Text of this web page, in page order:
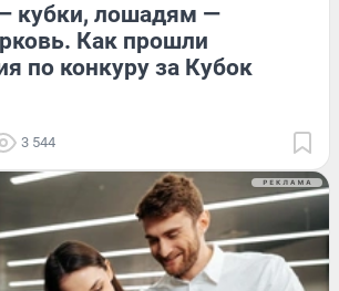
кубки, лошадям —
Как прошли
по конкуру за Кубок
3 544